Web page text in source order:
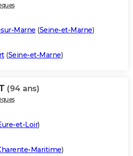
Marne (Seine-et-Marne)
(Seine-et-Marne)
(94 ans)
et-Loir)
Maritime)